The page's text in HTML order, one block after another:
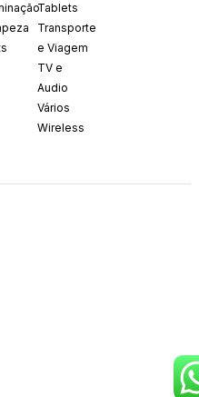
Tablets
Transporte
e Viagem
TV e
Audio
Vários
Wireless